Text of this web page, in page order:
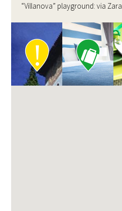
“Villanova” playground: via Zara